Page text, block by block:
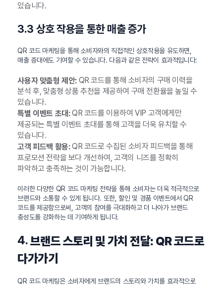
있습니다.
3.3 상호 작용을 통한 매출 증가
QR 코드 마케팅을 통해 소비자와의 직접적인 상호작용을 유도하면,
매출 증대에도 기여할 수 있습니다. 다음과 같은 전략이 효과적입니다:
사용자 맞춤형 제안:QR 코드를 통해 소비자의 구매 이력을
분석 후, 맞춤형 상품 추천을 제공하여 구매 전환율을 높일 수
있습니다.
특별 이벤트 초대:QR 코드를 이용하여 VIP 고객에게만
제공되는 특별 이벤트 초대를 통해 고객을 더욱 유치할 수
있습니다.
고객 피드백 활용:QR 코드로 수집된 소비자 피드백을 통해
프로모션 전략을 보다 개선하여, 고객의 니즈를 정확히
파악하고 충족하는 것이 가능합니다.
이러한 다양한 QR 코드 마케팅 전략을 통해 소비자는 더욱 적극적으로
브랜드와 소통할 수 있게 됩니다. 또한, 할인 및 경품 이벤트에서 QR
코드를 제공함으로써, 고객의 참여를 극대화하고 더 나아가 브랜드
충성도를 강화하는 데 기여하게 됩니다.
4.브랜드 스토리 및 가치 전달: QR 코드로
다가가기
QR 코드 마케팅은 소비자에게 브랜드의 스토리와 가치를 효과적으로